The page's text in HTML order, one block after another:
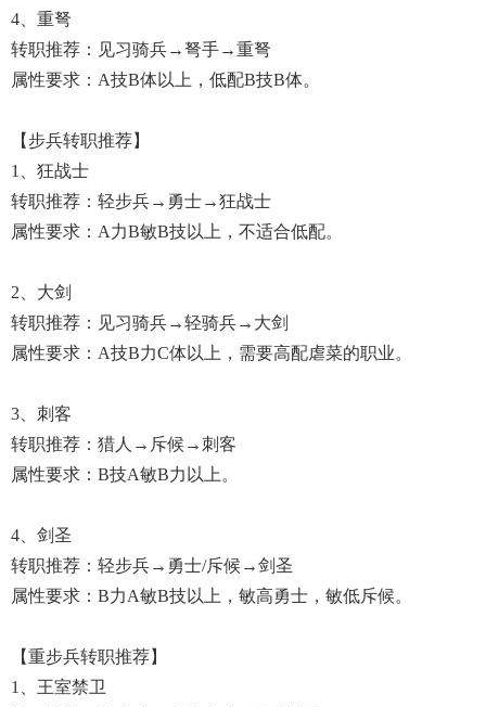
4、重弩
转职推荐：见习骑兵→弩手→重弩
属性要求：A技B体以上，低配B技B体。
【步兵转职推荐】
1、狂战士
转职推荐：轻步兵→勇士→狂战士
属性要求：A力B敏B技以上，不适合低配。
2、大剑
转职推荐：见习骑兵→轻骑兵→大剑
属性要求：A技B力C体以上，需要高配虐菜的职业。
3、刺客
转职推荐：猎人→斥候→刺客
属性要求：B技A敏B力以上。
4、剑圣
转职推荐：轻步兵→勇士/斥候→剑圣
属性要求：B力A敏B技以上，敏高勇士，敏低斥候。
【重步兵转职推荐】
1、王室禁卫